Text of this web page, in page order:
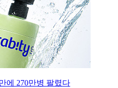
에 270만병 팔렸다